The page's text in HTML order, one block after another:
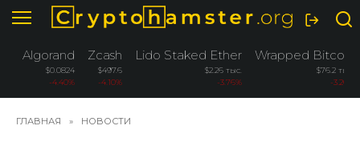
Перейти
содержанию
Algorand
$0.0824
-4.40%
Zcash
$497.6
-4.10%
Lido Staked Ether
$2.26 тыс.
-3.76%
Wrapped Bitcoin
$76.2 тыс.
-3.26%
ГЛАВНАЯ » НОВОСТИ